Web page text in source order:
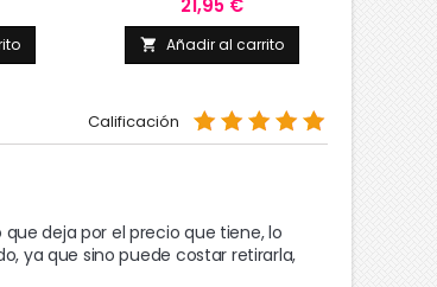
21,95 €
 Añadir al carrito
Calificación
deja por el precio que tiene, lo
ya que sino puede costar retirarla,